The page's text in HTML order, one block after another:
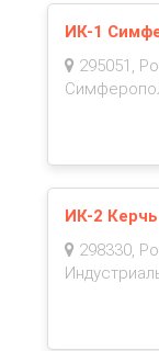
ИК-1
295051,
ИК-2 Керчь
298330,